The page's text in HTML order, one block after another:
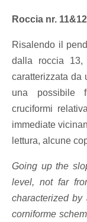
Roccia nr. 11&12
Risalendo il
dalla roccia
caratterizzata da
una possibile
cruciformi
immediate
lettura, alcune
Going up the
level, not far
characterized by
corniforme